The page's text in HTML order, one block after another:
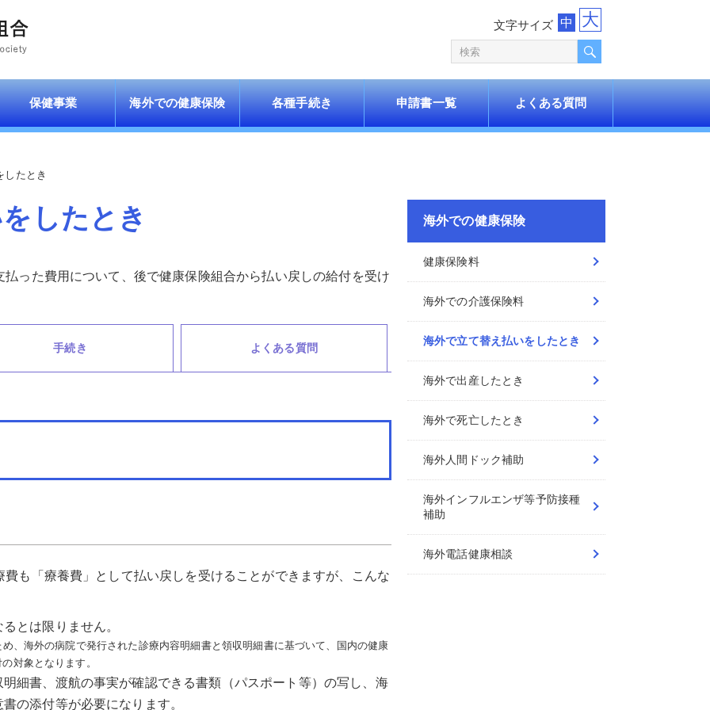
文字サイズ 中 大
保健事業 海外での健康保険 各種手続き 申請書一覧 よくある質問
したとき
したとき
った費用について、後で健康保険組合から払い戻しの給付を受け
手続き よくある質問
も「療養費」として払い戻しを受けることができますが、こんな
とは限りません。
、海外の病院で発行された診療内容明細書と領収明細書に基づいて、国内の健康
対象となります。
細書、渡航の事実が確認できる書類（パスポート等）の写し、海
の添付等が必要になります。
海外での健康保険
健康保険料
海外での介護保険料
海外で立て替え払いをしたとき
海外で出産したとき
海外で死亡したとき
海外人間ドック補助
海外インフルエンザ等予防接種
補助
海外電話健康相談